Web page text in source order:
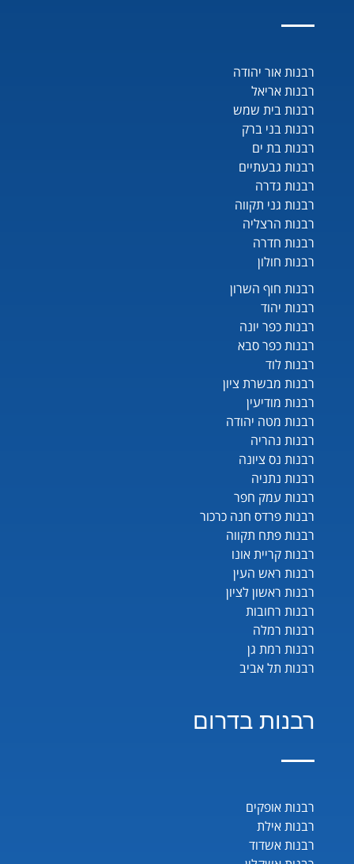
רבנות אור יהודה
רבנות אריאל
רבנות בית שמש
רבנות בני ברק
רבנות בת ים
רבנות גבעתיים
רבנות גדרה
רבנות גני תקווה
רבנות הרצליה
רבנות חדרה
רבנות חולון
רבנות חוף השרון
רבנות יהוד
רבנות כפר יונה
רבנות כפר סבא
רבנות לוד
רבנות מבשרת ציון
רבנות מודיעין
רבנות מטה יהודה
רבנות נהריה
רבנות נס ציונה
רבנות נתניה
רבנות עמק חפר
רבנות פרדס חנה כרכור
רבנות פתח תקווה
רבנות קריית אונו
רבנות ראש העין
רבנות ראשון לציון
רבנות רחובות
רבנות רמלה
רבנות רמת גן
רבנות תל אביב
רבנות בדרום
רבנות אופקים
רבנות אילת
רבנות אשדוד